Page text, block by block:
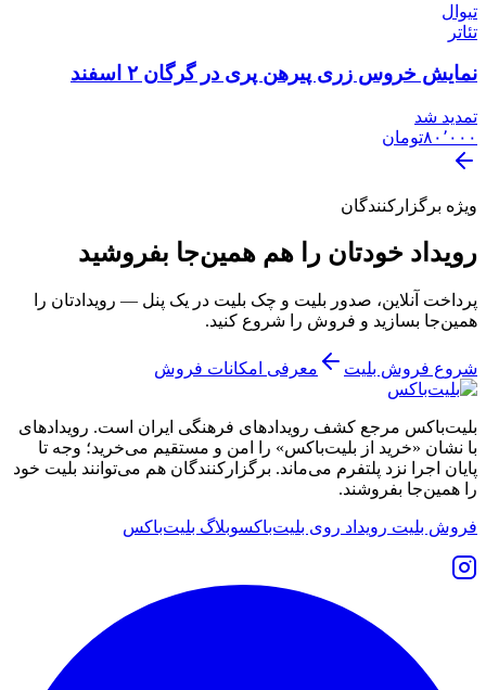
تیوال
تئاتر
نمایش خروس زری پیرهن پری در گرگان ۲ اسفند
تمدید شد
۸۰٬۰۰۰تومان
ویژه برگزارکنندگان
رویداد خودتان را هم همین‌جا بفروشید
پرداخت آنلاین، صدور بلیت و چک بلیت در یک پنل — رویدادتان را
همین‌جا بسازید و فروش را شروع کنید.
شروع فروش بلیت معرفی امکانات فروش
بلیت‌باکس مرجع کشف رویدادهای فرهنگی ایران است. رویدادهای
با نشان «خرید از بلیت‌باکس» را امن و مستقیم می‌خرید؛ وجه تا
پایان اجرا نزد پلتفرم می‌ماند. برگزارکنندگان هم می‌توانند بلیت خود
را همین‌جا بفروشند.
فروش بلیت رویداد روی بلیت‌باکسوبلاگ بلیت‌باکس